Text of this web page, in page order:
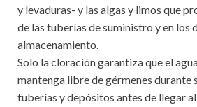
y levaduras- y las algas y limos que
de las tuberías de suministro y en los
almacenamiento.
Solo la cloración garantiza que el
mantenga libre de gérmenes durante
tuberías y depósitos antes de llegar